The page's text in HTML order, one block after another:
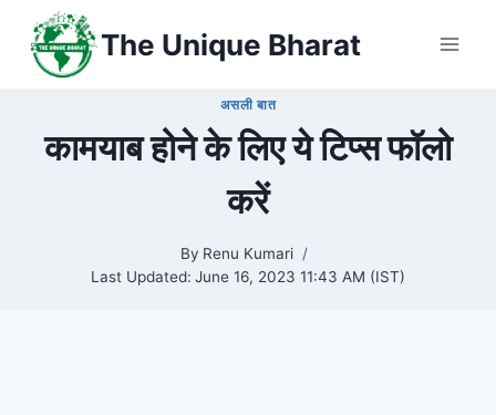
content
The Unique Bharat
असली बात
कामयाब होने के लिए ये टिप्स फॉलो
करें
By Renu Kumari
Last Updated: June 16, 2023 11:43 AM (IST)